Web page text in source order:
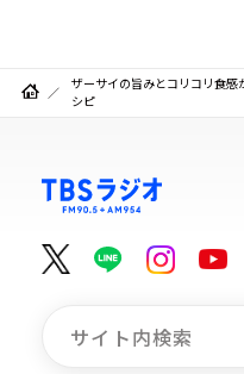
ザーサイの旨みとコリコリ食感
シピ